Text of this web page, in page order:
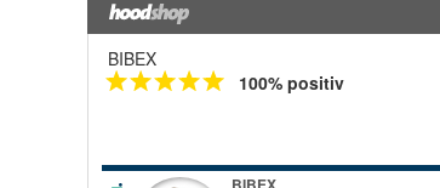
BIBEX
100% positiv